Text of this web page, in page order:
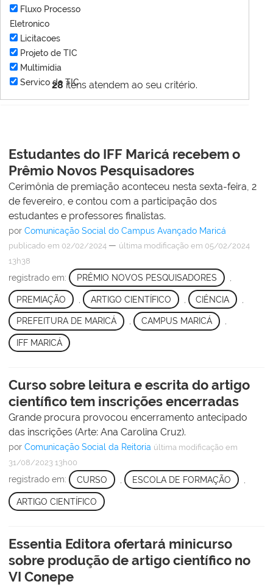
28 itens atendem ao seu critério.
Fluxo Processo
Eletronico
Licitacoes
Projeto de TIC
Multimídia
Servico de TIC
Estudantes do IFF Maricá recebem o
Prêmio Novos Pesquisadores
Cerimônia de premiação aconteceu nesta sexta-feira, 2
de fevereiro, e contou com a participação dos
estudantes e professores finalistas.
por Comunicação Social do Campus Avançado Maricá
publicado em 02/02/2024 — última modificação em 05/02/2024
13h38
registrado em: PRÊMIO NOVOS PESQUISADORES
PREMIAÇÃO ARTIGO CIENTÍFICO CIÊNCIA
PREFEITURA DE MARICÁ , CAMPUS MARICÁ ,
IFF MARICÁ
Curso sobre leitura e escrita do artigo
científico tem inscrições encerradas
Grande procura provocou encerramento antecipado
das inscrições (Arte: Ana Carolina Cruz).
por Comunicação Social da Reitoria última modificação em
31/08/2023 13h00
registrado em: CURSO ESCOLA DE FORMAÇÃO
ARTIGO CIENTÍFICO
Essentia Editora ofertará minicurso
sobre produção de artigo científico no
VI Conepe